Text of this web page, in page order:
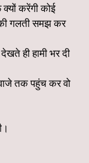
करेंगी कोई
गलती समझ कर
ही हामी भर दी
तक पहुंच कर वो